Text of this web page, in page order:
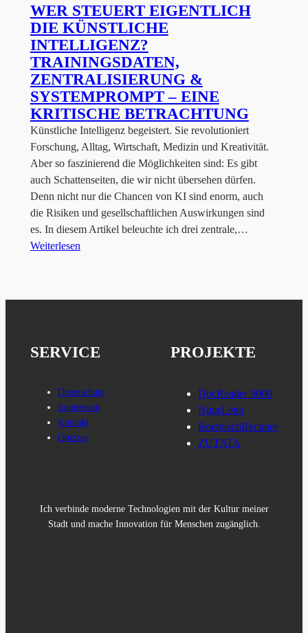
WER STEUERT EIGENTLICH
DIE KÜNSTLICHE
INTELLIGENZ?
TRAININGSDATEN,
ZENTRALISIERUNG &
SYSTEMPROMPT – EINE
KRITISCHE BETRACHTUNG
Künstliche Intelligenz begeistert. Sie revolutioniert
Forschung, Alltag, Wirtschaft, Medizin und Kreativität.
Aber so faszinierend die Möglichkeiten sind: Es gibt
auch Schattenseiten, die wir nicht übersehen dürfen.
Denn nicht nur die Chancen von KI sind enorm, auch
die Risiken und gesellschaftlichen Auswirkungen sind
es. In diesem Artikel beleuchte ich drei zentrale,…
Weiterlesen
SERVICE
Datenschutz
Impressum
Kontakt
Quizzes
PROJEKTE
DocReader 3000
NuusLetta
RoemischRechner
ZUTATA
Ich verbinde moderne Technologien mit der Kultur meiner
Stadt und mache Innovation für Menschen zugänglich.